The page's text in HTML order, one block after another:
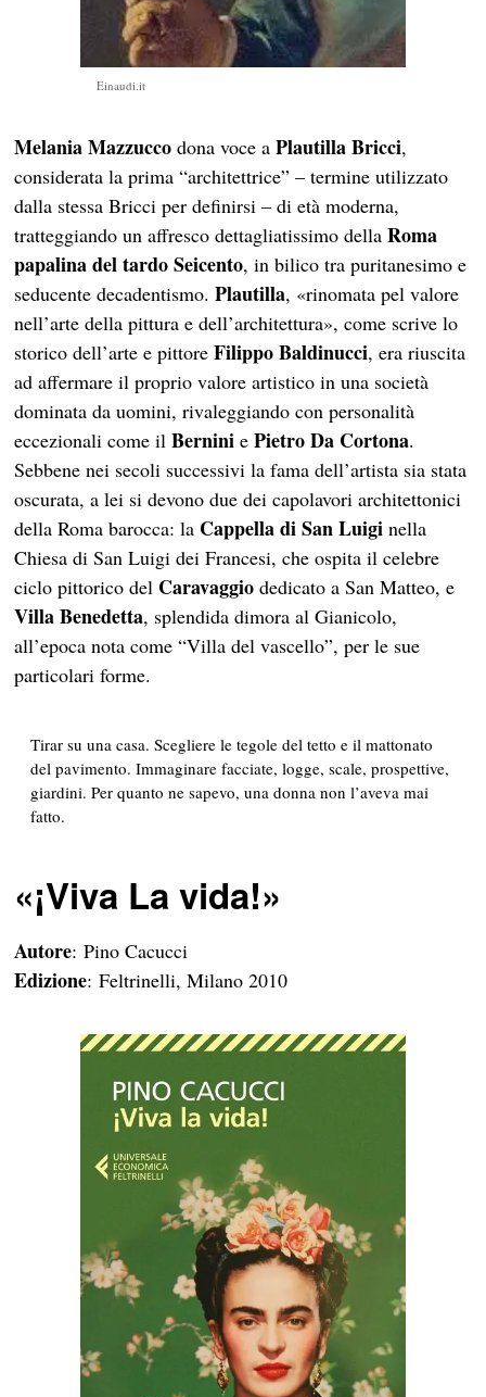
Einaudi.it
Melania Mazzucco dona voce aPlautilla Bricci,
considerata la prima “architettrice” – termine utilizzato
dalla stessa Bricci per definirsi – di età moderna,
tratteggiando un affresco dettagliatissimo dellaRoma
papalina del tardo Seicento, in bilico tra puritanesimo e
seducente decadentismo.Plautilla, «rinomata pel valore
nell’arte della pittura e dell’architettura», come scrive lo
storico dell’arte e pittoreFilippo Baldinucci, era riuscita
ad affermare il proprio valore artistico in una società
dominata da uomini, rivaleggiando con personalità
eccezionali come ilBerniniePietro Da Cortona.
Sebbene nei secoli successivi la fama dell’artista sia stata
oscurata, a lei si devono due dei capolavori architettonici
della Roma barocca: la Cappella di San Luiginella
Chiesa di San Luigi dei Francesi, che ospita il celebre
ciclo pittorico del Caravaggiodedicato a San Matteo, e
Villa Benedetta, splendida dimora al Gianicolo,
all’epoca nota come “Villa del vascello”, per le sue
particolari forme.
Tirar su una casa. Scegliere le tegole del tetto e il mattonato
del pavimento. Immaginare facciate, logge, scale, prospettive,
giardini. Per quanto ne sapevo, una donna non l’aveva mai
fatto.
«¡Viva La vida!»
Autore: Pino Cacucci
Edizione: Feltrinelli, Milano 2010